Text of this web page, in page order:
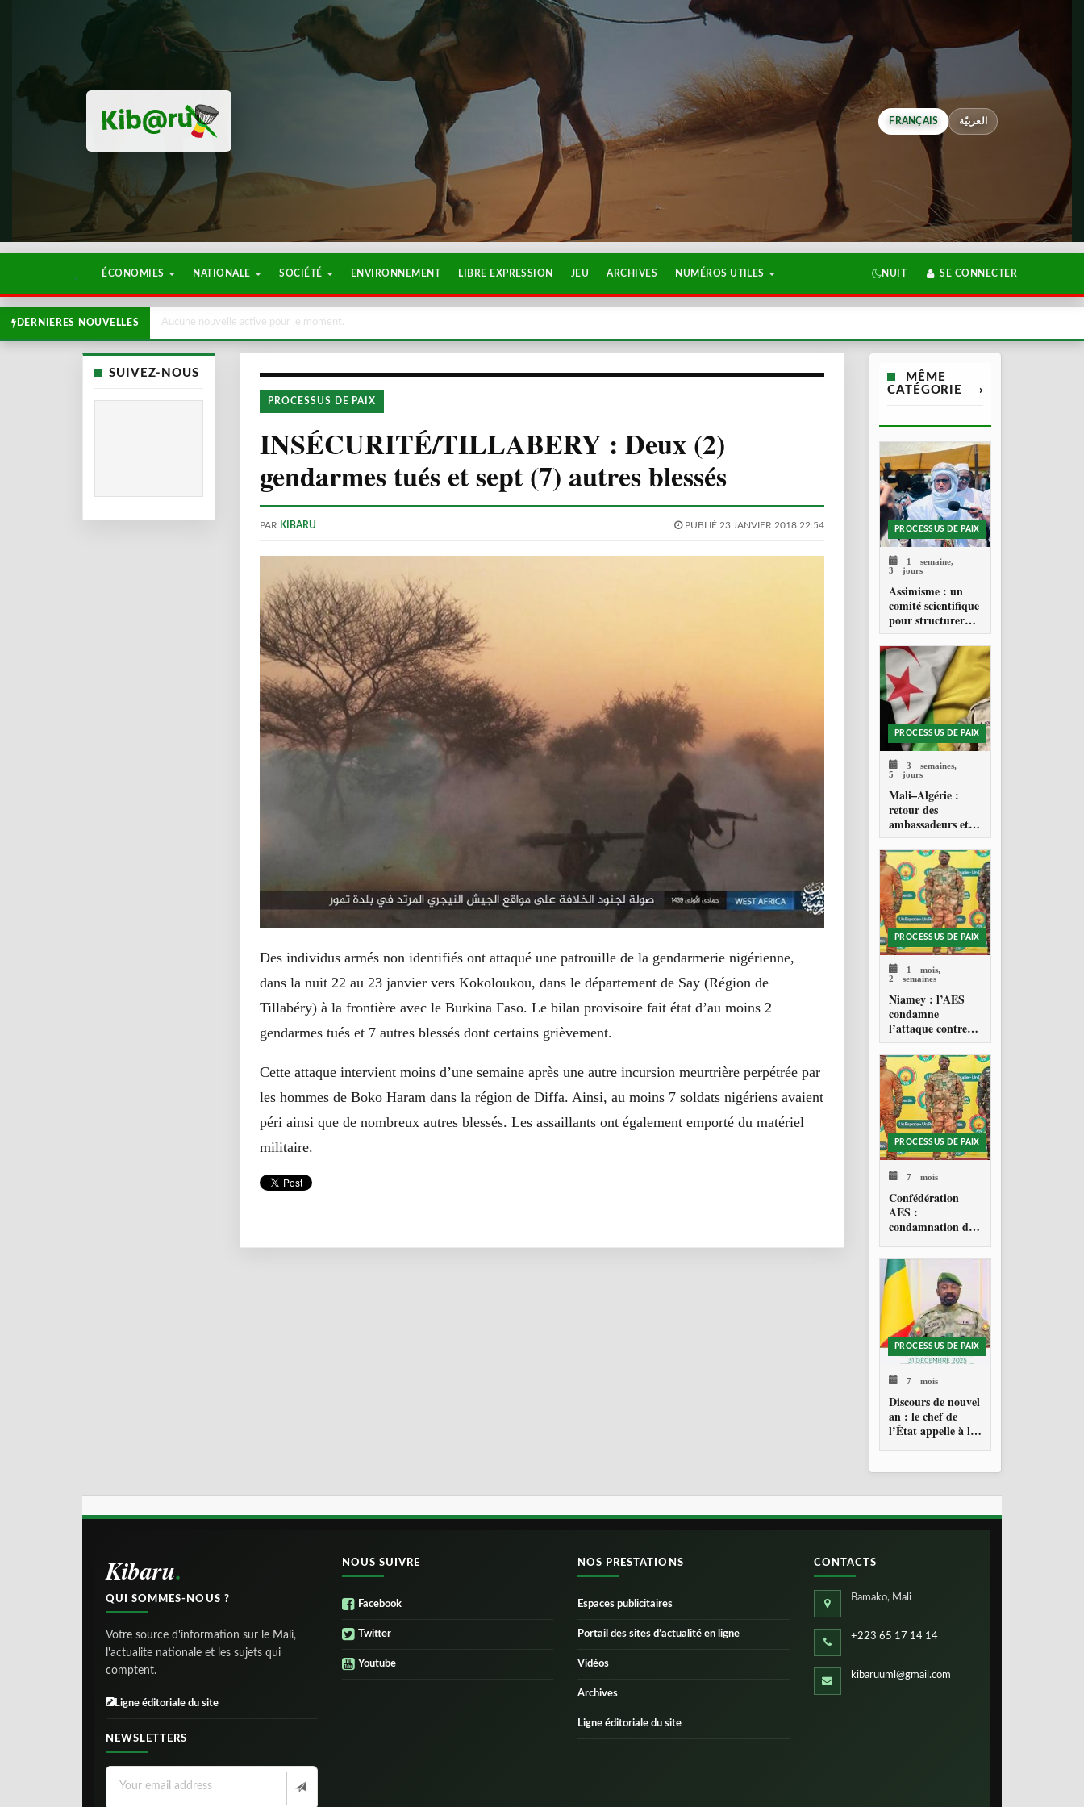
FRANÇAIS العربيّة
ÉCONOMIES NATIONALE SOCIÉTÉ ENVIRONNEMENT LIBRE EXPRESSION JEU ARCHIVES NUMÉROS UTILES NUIT SE CONNECTER
DERNIERES NOUVELLES Aucune nouvelle active pour le moment.
SUIVEZ-NOUS
PROCESSUS DE PAIX
INSÉCURITÉ/TILLABERY : Deux (2)
gendarmes tués et sept (7) autres blessés
PAR KIBARU PUBLIÉ 23 JANVIER 2018 22:54
Des individus armés non identifiés ont attaqué une patrouille de la gendarmerie nigérienne,
dans la nuit 22 au 23 janvier vers Kokoloukou, dans le département de Say (Région de
Tillabéry) à la frontière avec le Burkina Faso. Le bilan provisoire fait état d’au moins 2
gendarmes tués et 7 autres blessés dont certains grièvement.
Cette attaque intervient moins d’une semaine après une autre incursion meurtrière perpétrée par
les hommes de Boko Haram dans la région de Diffa. Ainsi, au moins 7 soldats nigériens avaient
péri ainsi que de nombreux autres blessés. Les assaillants ont également emporté du matériel
militaire.
MÊME
CATÉGORIE
›
PROCESSUS DE PAIX
1 semaine,
3 jours
Assimisme : un
comité scientifique
pour structurer
une doctrine de la
refondation
PROCESSUS DE PAIX
3 semaines,
5 jours
Mali–Algérie :
retour des
ambassadeurs et
réouverture des
espaces aériens
PROCESSUS DE PAIX
1 mois,
2 semaines
Niamey : l’AES
condamne
l’attaque contre
l’aéroport Diori
Hamani
PROCESSUS DE PAIX
7 mois
Confédération
AES :
condamnation de
américaine au
Venezuela
PROCESSUS DE PAIX
7 mois
Discours de nouvel
an : le chef de
l’État appelle à la
Kibaru
QUI SOMMES-NOUS ?
Votre source d'information sur le Mali,
l'actualite nationale et les sujets qui
comptent.
Ligne éditoriale du site
NEWSLETTERS
NOUS SUIVRE
Facebook
Twitter
Youtube
NOS PRESTATIONS
Espaces publicitaires
Portail des sites d’actualité en ligne
Vidéos
Archives
Ligne éditoriale du site
CONTACTS
Bamako, Mali
+223 65 17 14 14
kibaruuml@gmail.com